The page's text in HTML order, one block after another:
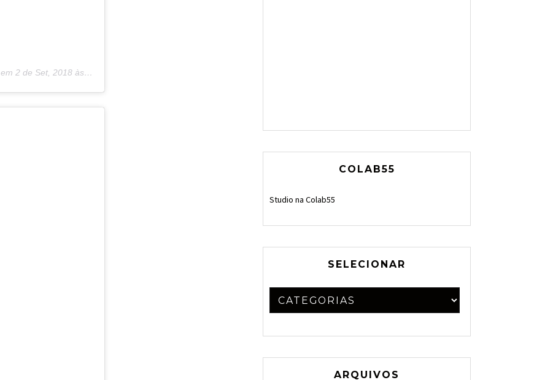
em2 de Set, 2018 às 10:26 PDT
COLAB55
Studio na Colab55
SELECIONAR
ARQUIVOS